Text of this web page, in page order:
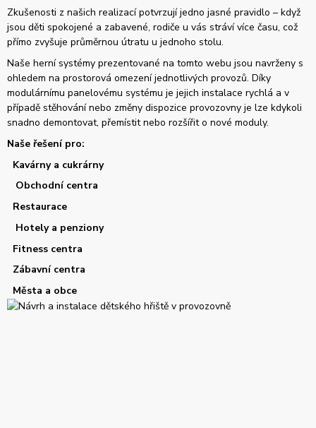
Zkušenosti z našich realizací potvrzují jedno jasné pravidlo – když
jsou děti spokojené a zabavené, rodiče u vás stráví více času, což
přímo zvyšuje průměrnou útratu u jednoho stolu.
Naše herní systémy prezentované na tomto webu jsou navrženy s
ohledem na prostorová omezení jednotlivých provozů. Díky
modulárnímu panelovému systému je jejich instalace rychlá a v
případě stěhování nebo změny dispozice provozovny je lze kdykoli
snadno demontovat, přemístit nebo rozšířit o nové moduly.
Naše řešení pro:
Kavárny a cukrárny
Obchodní centra
Restaurace
Hotely a penziony
Fitness centra
Zábavní centra
Města a obce